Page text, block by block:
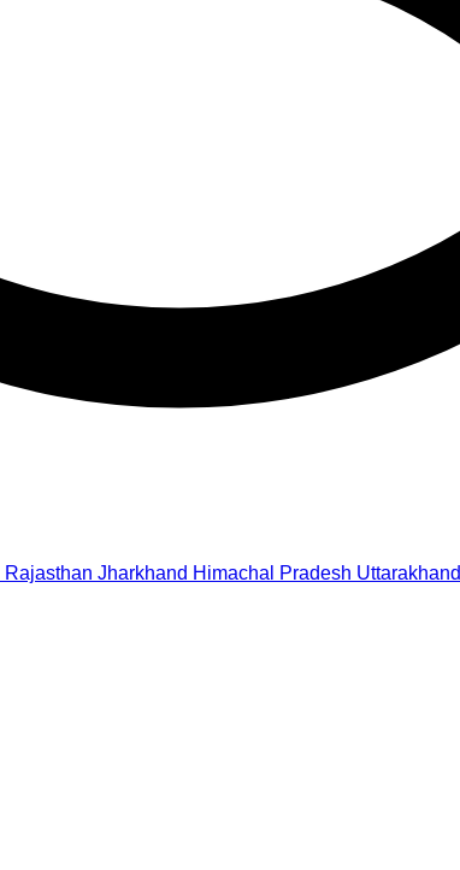
Rajasthan Jharkhand Himachal Pradesh Uttarakhand